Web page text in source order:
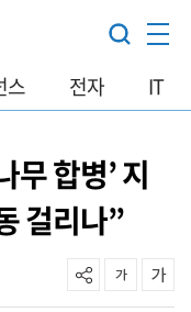
스 전자 IT
무 합병’ 지
걸리나”